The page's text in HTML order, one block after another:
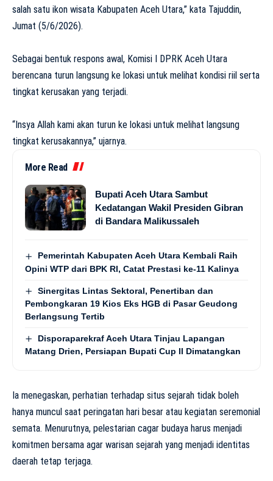
salah satu ikon wisata Kabupaten Aceh Utara,” kata Tajuddin,
Jumat (5/6/2026).
Sebagai bentuk respons awal, Komisi I DPRK Aceh Utara
berencana turun langsung ke lokasi untuk melihat kondisi riil serta
tingkat kerusakan yang terjadi.
“Insya Allah kami akan turun ke lokasi untuk melihat langsung
tingkat kerusakannya,” ujarnya.
More Read
Bupati Aceh Utara Sambut
Kedatangan Wakil Presiden Gibran
di Bandara Malikussaleh
Pemerintah Kabupaten Aceh Utara Kembali Raih
Opini WTP dari BPK RI, Catat Prestasi ke-11 Kalinya
Sinergitas Lintas Sektoral, Penertiban dan
Pembongkaran 19 Kios Eks HGB di Pasar Geudong
Berlangsung Tertib
Disporaparekraf Aceh Utara Tinjau Lapangan
Matang Drien, Persiapan Bupati Cup II Dimatangkan
Ia menegaskan, perhatian terhadap situs sejarah tidak boleh
hanya muncul saat peringatan hari besar atau kegiatan seremonial
semata. Menurutnya, pelestarian cagar budaya harus menjadi
komitmen bersama agar warisan sejarah yang menjadi identitas
daerah tetap terjaga.